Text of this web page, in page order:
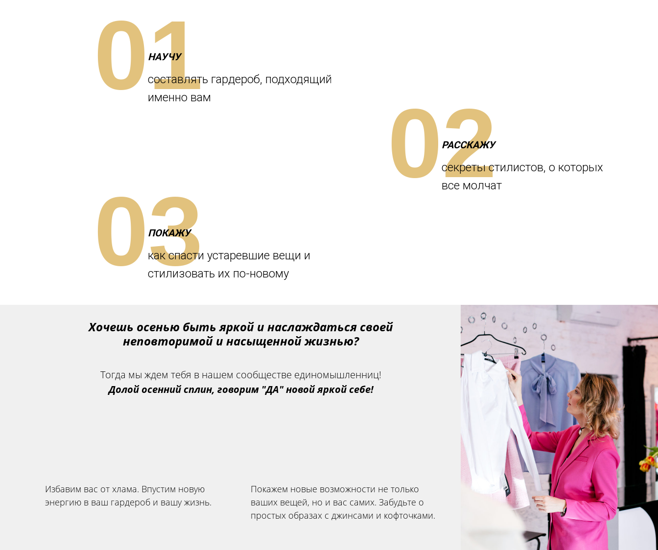
НАУЧУ
составлять гардероб, подходящий
именно вам
01
РАССКАЖУ
секреты стилистов, о которых
все молчат
02
ПОКАЖУ
как спасти устаревшие вещи и
стилизовать их по-новому
03
Хочешь осенью быть яркой и наслаждаться своей
неповторимой и насыщенной жизнью?
Тогда мы ждем тебя в нашем сообществе единомышленниц!
Долой осенний сплин, говорим "ДА" новой яркой себе!
Избавим вас от хлама. Впустим новую
энергию в ваш гардероб и вашу жизнь.
Покажем новые возможности не только
ваших вещей, но и вас самих. Забудьте о
простых образах с джинсами и кофточками.